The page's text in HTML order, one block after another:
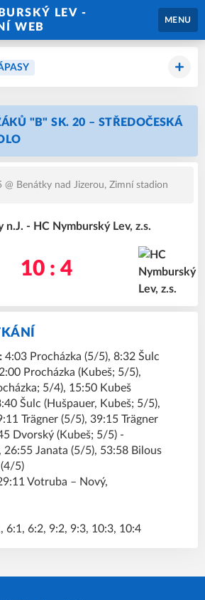
LEV -
WEB
MENU
"B" SK. 20 – STŘEDOČESKÁ
@ Benátky nad Jizerou, Zimní stadion
n.J. - HC Nymburský Lev, z.s.
10 : 4
4:03 Procházka (5/5), 8:32 Šulc
Procházka (Kubeš; 5/5),
5/4), 15:50 Kubeš
Šulc (Hušpauer, Kubeš; 5/5),
Trägner (5/5), 39:15 Trägner
Dvorský (Kubeš; 5/5) -
26:55 Janata (5/5), 53:58 Bilous
5)
Votruba – Nový,
6:1, 6:2, 9:2, 9:3, 10:3, 10:4